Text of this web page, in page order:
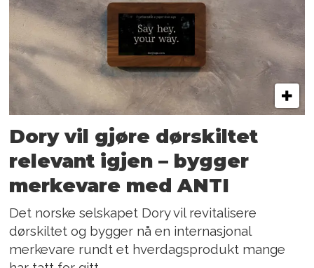
Dory vil gjøre dørskiltet
relevant igjen – bygger
merkevare med ANTI
Det norske selskapet Dory vil revitalisere
dørskiltet og bygger nå en internasjonal
merkevare rundt et hverdagsprodukt mange